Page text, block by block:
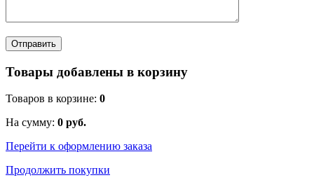
Товары добавлены в корзину
Товаров в корзине: 0
На сумму: 0 руб.
Перейти к оформлению заказа
Продолжить покупки